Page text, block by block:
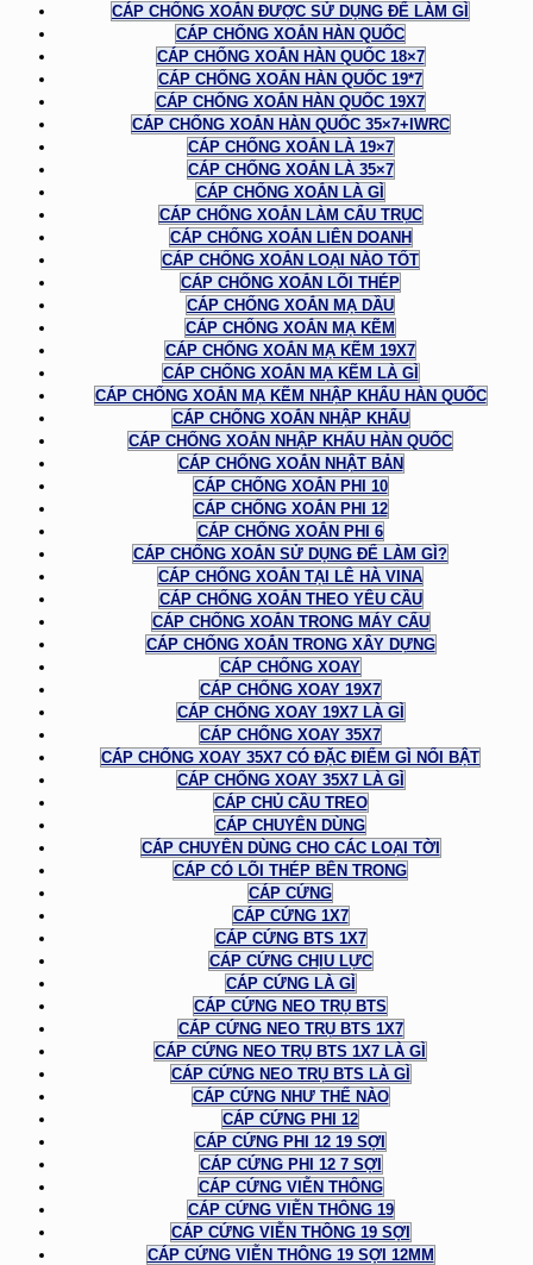
CÁP CHỐNG XOẮN ĐƯỢC SỬ DỤNG ĐỂ LÀM GÌ
CÁP CHỐNG XOẮN HÀN QUỐC
CÁP CHỐNG XOẮN HÀN QUỐC 18×7
CÁP CHỐNG XOẮN HÀN QUỐC 19*7
CÁP CHỐNG XOẮN HÀN QUỐC 19X7
CÁP CHỐNG XOẮN HÀN QUỐC 35×7+IWRC
CÁP CHỐNG XOẮN LÀ 19×7
CÁP CHỐNG XOẮN LÀ 35×7
CÁP CHỐNG XOẮN LÀ GÌ
CÁP CHỐNG XOẮN LÀM CẨU TRỤC
CÁP CHỐNG XOẮN LIÊN DOANH
CÁP CHỐNG XOẮN LOẠI NÀO TỐT
CÁP CHỐNG XOẮN LÕI THÉP
CÁP CHỐNG XOẮN MẠ DẦU
CÁP CHỐNG XOẮN MẠ KẼM
CÁP CHỐNG XOẮN MẠ KẼM 19X7
CÁP CHỐNG XOẮN MẠ KẼM LÀ GÌ
CÁP CHỐNG XOẮN MẠ KẼM NHẬP KHẨU HÀN QUỐC
CÁP CHỐNG XOẮN NHẬP KHẨU
CÁP CHỐNG XOẮN NHẬP KHẨU HÀN QUỐC
CÁP CHỐNG XOẮN NHẬT BẢN
CÁP CHỐNG XOẮN PHI 10
CÁP CHỐNG XOẮN PHI 12
CÁP CHỐNG XOẮN PHI 6
CÁP CHỐNG XOẮN SỬ DỤNG ĐỂ LÀM GÌ?
CÁP CHỐNG XOẮN TẠI LÊ HÀ VINA
CÁP CHỐNG XOẮN THEO YÊU CẦU
CÁP CHỐNG XOẮN TRONG MÁY CẨU
CÁP CHỐNG XOẮN TRONG XÂY DỰNG
CÁP CHỐNG XOAY
CÁP CHỐNG XOAY 19X7
CÁP CHỐNG XOAY 19X7 LÀ GÌ
CÁP CHỐNG XOAY 35X7
CÁP CHỐNG XOAY 35X7 CÓ ĐẶC ĐIỂM GÌ NỔI BẬT
CÁP CHỐNG XOAY 35X7 LÀ GÌ
CÁP CHỦ CẦU TREO
CÁP CHUYÊN DÙNG
CÁP CHUYÊN DÙNG CHO CÁC LOẠI TỜI
CÁP CÓ LÕI THÉP BÊN TRONG
CÁP CỨNG
CÁP CỨNG 1X7
CÁP CỨNG BTS 1X7
CÁP CỨNG CHỊU LỰC
CÁP CỨNG LÀ GÌ
CÁP CỨNG NEO TRỤ BTS
CÁP CỨNG NEO TRỤ BTS 1X7
CÁP CỨNG NEO TRỤ BTS 1X7 LÀ GÌ
CÁP CỨNG NEO TRỤ BTS LÀ GÌ
CÁP CỨNG NHƯ THẾ NÀO
CÁP CỨNG PHI 12
CÁP CỨNG PHI 12 19 SỢI
CÁP CỨNG PHI 12 7 SỢI
CÁP CỨNG VIỄN THÔNG
CÁP CỨNG VIỄN THÔNG 19
CÁP CỨNG VIỄN THÔNG 19 SỢI
CÁP CỨNG VIỄN THÔNG 19 SỢI 12MM